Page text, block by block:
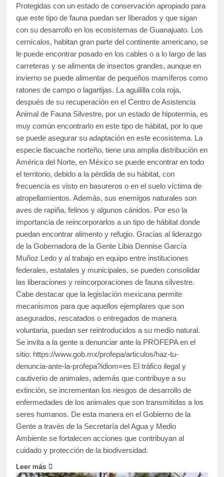
Protegidas con un estado de conservación apropiado para
que este tipo de fauna puedan ser liberados y que sigan
con su desarrollo en los ecosistemas de Guanajuato. Los
cernícalos, habitan gran parte del continente americano, se
le puede encontrar posado en los cables o a lo largo de las
carreteras y se alimenta de insectos grandes, aunque en
invierno se puede alimentar de pequeños mamíferos como
ratones de campo o lagartijas. La aguililla cola roja,
después de su recuperación en el Centro de Asistencia
Animal de Fauna Silvestre, por un estado de hipotermia, es
muy común encontrarlo en este tipo de hábitat, por lo que
se puede asegurar su adaptación en este ecosistema. La
especie tlacuache norteño, tiene una amplia distribución en
América del Norte, en México se puede encontrar en todo
el territorio, debido a la pérdida de su hábitat, con
frecuencia es visto en basureros o en el suelo víctima de
atropellamientos. Además, sus enemigos naturales son
aves de rapiña, felinos y algunos cánidos. Por eso la
importancia de reincorporarlos a un tipo de hábitat donde
puedan encontrar alimento y refugio. Gracias al liderazgo
de la Gobernadora de la Gente Libia Dennise García
Muñoz Ledo y al trabajo en equipo entre instituciones
federales, estatales y municipales, se pueden consolidar
las liberaciones y reincorporaciones de fauna silvestre.
Cabe destacar que la legislación mexicana permite
mecanismos para que aquellos ejemplares que son
asegurados, rescatados o entregados de manera
voluntaria, puedan ser reintroducidos a su medio natural.
Se invita a la gente a denunciar ante la PROFEPA en el
sitio: https://www.gob.mx/profepa/articulos/haz-tu-
denuncia-ante-la-profepa?idiom=es El tráfico ilegal y
cautiverio de animales, además que contribuye a su
extinción, se incrementan los riesgos de desarrollo de
enfermedades de los animales que son transmitidas a los
seres humanos. De esta manera en el Gobierno de la
Gente a través de la Secretaría del Agua y Medio
Ambiente se fortalecen acciones que contribuyan al
cuidado y protección de la biodiversidad.
Leer más